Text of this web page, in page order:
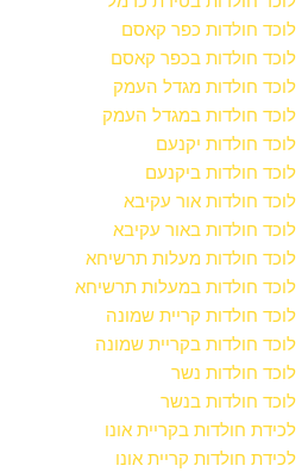
לוכד חולדות כפר קאסם
לוכד חולדות בכפר קאסם
לוכד חולדות מגדל העמק
לוכד חולדות במגדל העמק
לוכד חולדות יקנעם
לוכד חולדות ביקנעם
לוכד חולדות אור עקיבא
לוכד חולדות באור עקיבא
לוכד חולדות מעלות תרשיחא
לוכד חולדות במעלות תרשיחא
לוכד חולדות קריית שמונה
לוכד חולדות בקריית שמונה
לוכד חולדות נשר
לוכד חולדות בנשר
לכידת חולדות בקריית אונו
לכידת חולדות קריית אונו